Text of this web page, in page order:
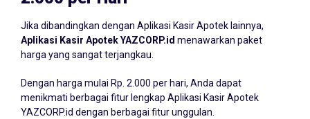
Jika dibandingkan dengan Aplikasi Kasir Apotek lainnya,
Aplikasi Kasir Apotek YAZCORP.id menawarkan paket
harga yang sangat terjangkau.
Dengan harga mulai Rp. 2.000 per hari, Anda dapat
menikmati berbagai fitur lengkap Aplikasi Kasir Apotek
YAZCORP.id dengan berbagai fitur unggulan.